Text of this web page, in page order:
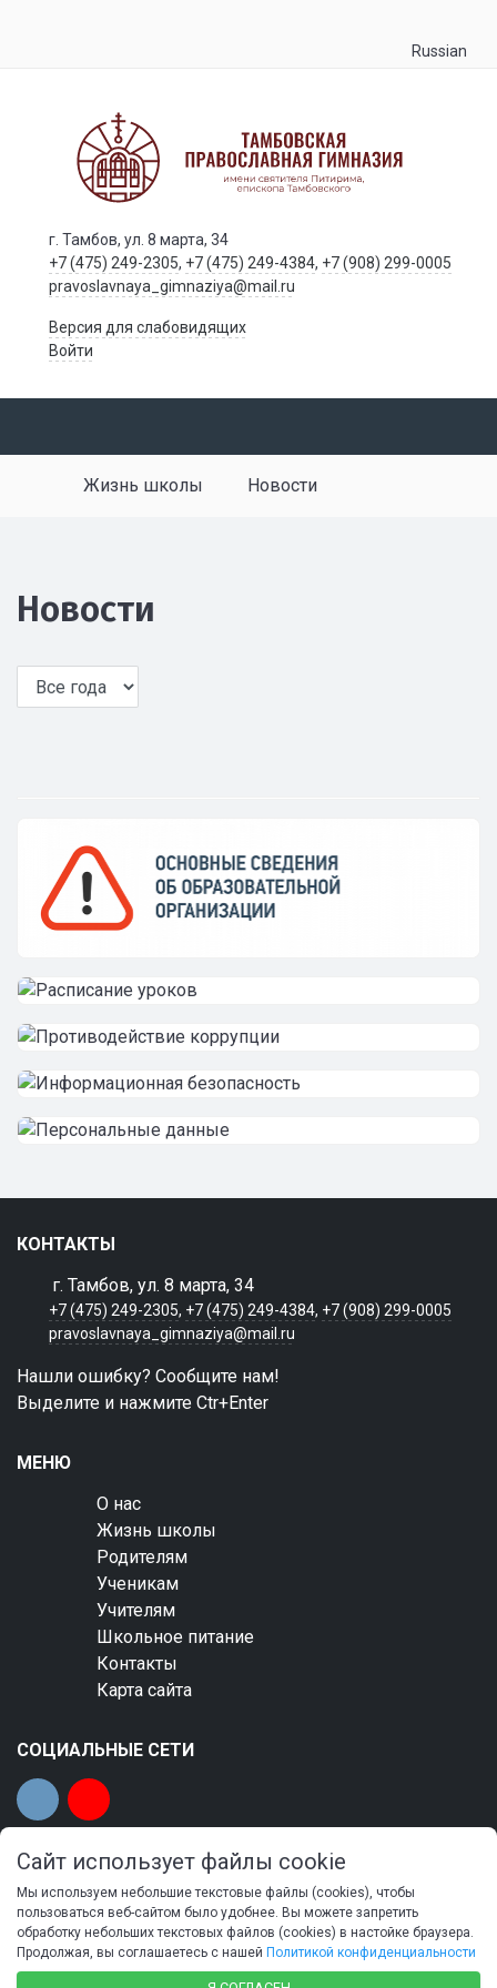
Russian
г. Тамбов, ул. 8 марта, 34
+7 (475) 249-2305, +7 (475) 249-4384, +7 (908) 299-0005
pravoslavnaya_gimnaziya@mail.ru
Версия для слабовидящих
Войти
Жизнь школы Новости
Новости
КОНТАКТЫ
г. Тамбов, ул. 8 марта, 34
+7 (475) 249-2305, +7 (475) 249-4384, +7 (908) 299-0005
pravoslavnaya_gimnaziya@mail.ru
Нашли ошибку? Сообщите нам!
Выделите и нажмите Ctr+Enter
МЕНЮ
О нас
Жизнь школы
Родителям
Ученикам
Учителям
Школьное питание
Контакты
Карта сайта
СОЦИАЛЬНЫЕ СЕТИ
© 2023 Общеобразовательная автономная
некоммерческая организация «Тамбовская
православная гимназия имени святителя Питирима,
Сайт использует файлы cookie
Мы используем небольшие текстовые файлы (cookies), чтобы
пользоваться веб-сайтом было удобнее. Вы можете запретить
обработку небольших текстовых файлов (cookies) в настойке браузера.
Продолжая, вы соглашаетесь с нашей Политикой конфиденциальности